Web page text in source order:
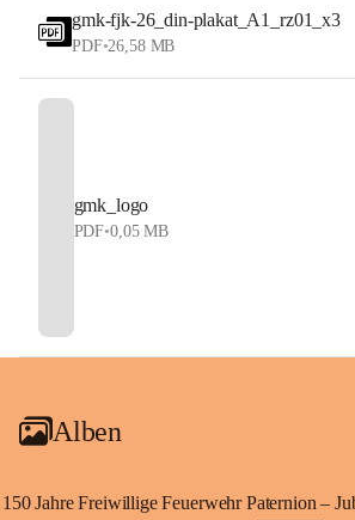
gmk-fjk-26_din-plakat_A1_rz01_x3
PDF•26,58 MB
gmk_logo
PDF•0,05 MB
Alben